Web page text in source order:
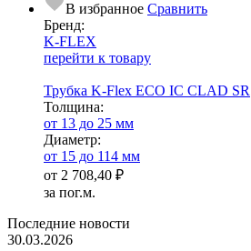
В избранное Сравнить
Бренд:
K-FLEX
перейти к товару
Трубка K-Flex ECO IC CLAD SR
Тол­щи­на:
от 13 до 25 мм
Диаметр:
от 15 до 114 мм
от 2 708,40 ₽
за пог.м.
Последние новости
30.03.2026